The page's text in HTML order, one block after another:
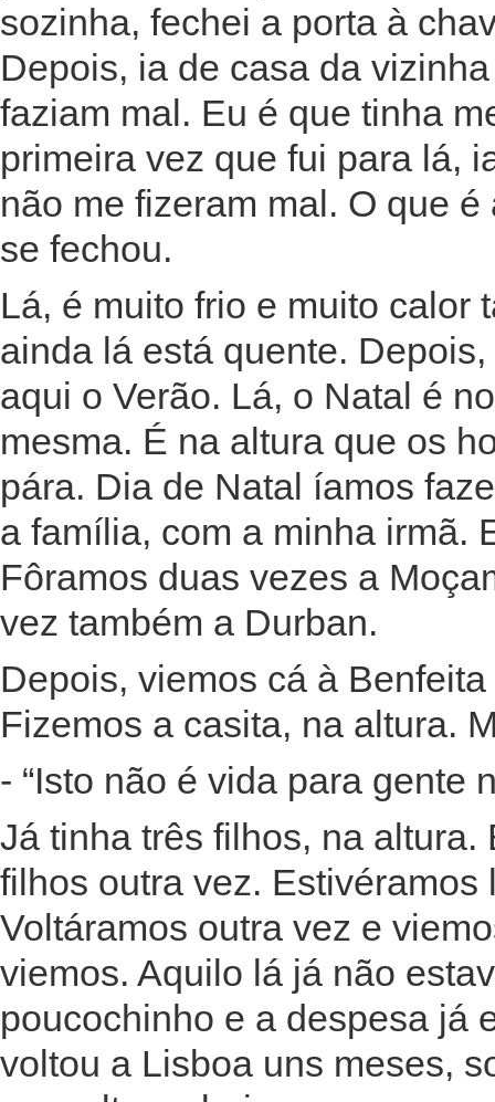
sozinha, fechei a porta à
Depois, ia de casa da
faziam mal. Eu é que tinha
primeira vez que fui para lá,
não me fizeram mal. O que
se fechou.
Lá, é muito frio e muito calor
ainda lá está quente.
aqui o Verão. Lá, o Natal é
mesma. É na altura que os
pára. Dia de Natal íamos
a família, com a minha irmã.
Fôramos duas vezes a
vez também a Durban.
Depois, viemos cá à
Fizemos a casita, na altura.
- “Isto não é vida para gente
Já tinha três filhos, na
filhos outra vez.
Voltáramos outra vez e
viemos. Aquilo lá já não
poucochinho e a despesa já
voltou a Lisboa uns meses,